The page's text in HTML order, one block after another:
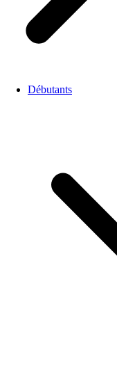
Débutants